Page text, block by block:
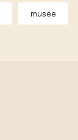
musée